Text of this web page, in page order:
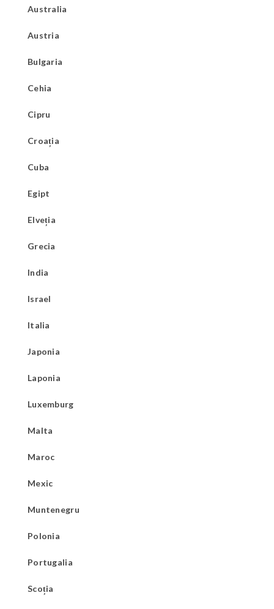
Australia
Austria
Bulgaria
Cehia
Cipru
Croația
Cuba
Egipt
Elveția
Grecia
India
Israel
Italia
Japonia
Laponia
Luxemburg
Malta
Maroc
Mexic
Muntenegru
Polonia
Portugalia
Scoția